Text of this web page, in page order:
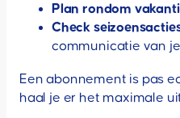
Plan rondom
Check
communicatie van
Een abonnement is pas
haal je er het maximale